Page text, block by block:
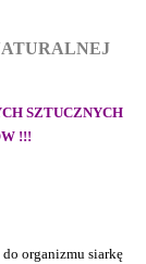
SZTUCZNYCH
!!!
do organizmu siarkę